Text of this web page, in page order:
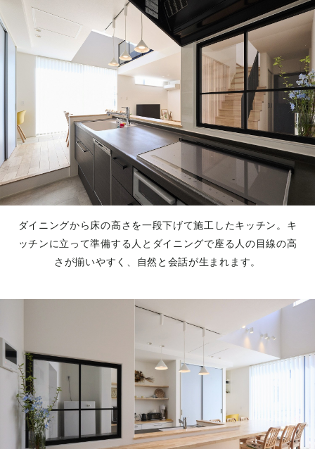
ダイニングから床の高さを一段下げて施工したキッチン。キ
ッチンに立って準備する人とダイニングで座る人の目線の高
さが揃いやすく、自然と会話が生まれます。